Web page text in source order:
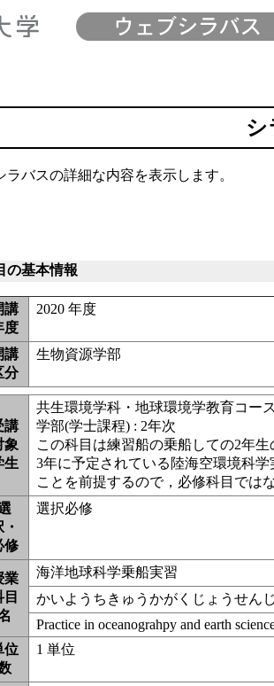
シ
バスの詳細な内容を表示します。
の基本情報
講
度
2020 年度
講
分
生物資源学部
講
象
生
共生環境学科・地球環境学教育コー
学部(学士課程) : 2年次
この科目は練習船の乗船しての2年
3年に予定されている陸海空環境科
ことを前提するので，必修科目では
修
選択必修
業
目
海洋地球科学乗船実習
かいようちきゅうかがくじょうせん
Practice in oceanograhpy and earth
位
1 単位